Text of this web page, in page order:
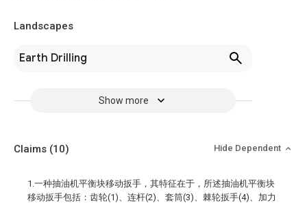
Landscapes
Earth Drilling
Show more
Claims (10) Hide Dependent
1.一种抽油机平衡块移动扳手，其特征在于，所述抽油机平衡块
移动扳手包括：齿轮(1)、连杆(2)、套筒(3)、棘轮扳手(4)、加力